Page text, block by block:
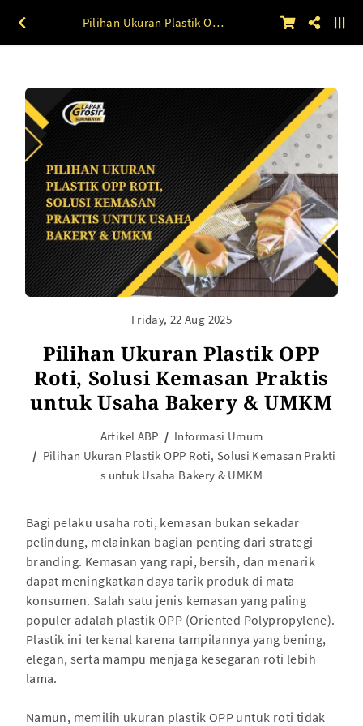
Pilihan Ukuran Plastik OPP Roti, Solusi Kemasan Praktis untuk Usaha Bakery & UMKM
Friday, 22 Aug 2025
Pilihan Ukuran Plastik OPP
Roti, Solusi Kemasan Praktis
untuk Usaha Bakery & UMKM
Artikel ABP
Informasi Umum
Pilihan Ukuran Plastik OPP Roti, Solusi Kemasan Prakti
s untuk Usaha Bakery & UMKM
Bagi pelaku usaha roti, kemasan bukan sekadar
pelindung, melainkan bagian penting dari strategi
branding. Kemasan yang rapi, bersih, dan menarik
dapat meningkatkan daya tarik produk di mata
konsumen. Salah satu jenis kemasan yang paling
populer adalah plastik OPP (Oriented Polypropylene).
Plastik ini terkenal karena tampilannya yang bening,
elegan, serta mampu menjaga kesegaran roti lebih
lama.
Namun, memilih ukuran plastik OPP untuk roti tidak